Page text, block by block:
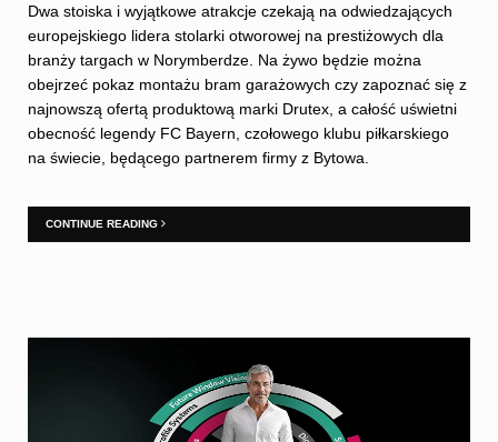
Dwa stoiska i wyjątkowe atrakcje czekają na odwiedzających
europejskiego lidera stolarki otworowej na prestiżowych dla
branży targach w Norymberdze. Na żywo będzie można
obejrzeć pokaz montażu bram garażowych czy zapoznać się z
najnowszą ofertą produktową marki Drutex, a całość uświetni
obecność legendy FC Bayern, czołowego klubu piłkarskiego
na świecie, będącego partnerem firmy z Bytowa.
CONTINUE READING